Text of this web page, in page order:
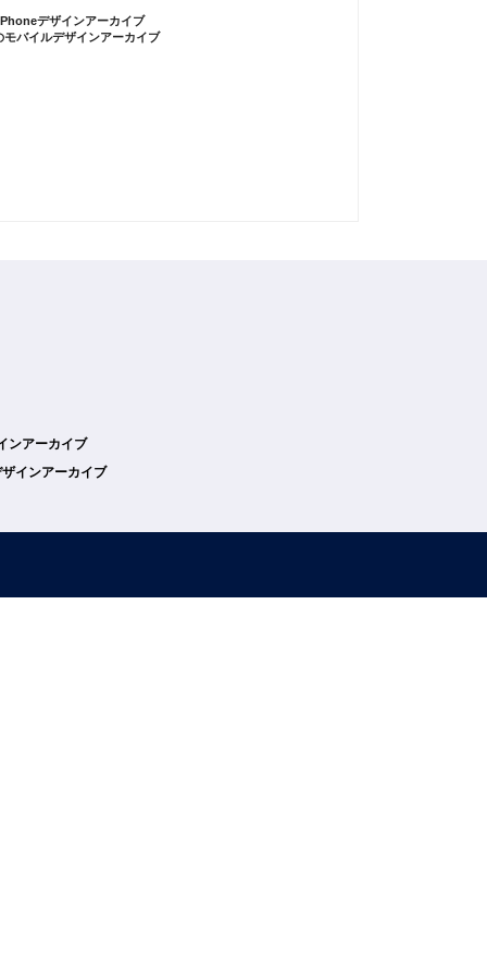
デザインアーカイブ
バイルデザインアーカイブ
ンアーカイブ
インアーカイブ